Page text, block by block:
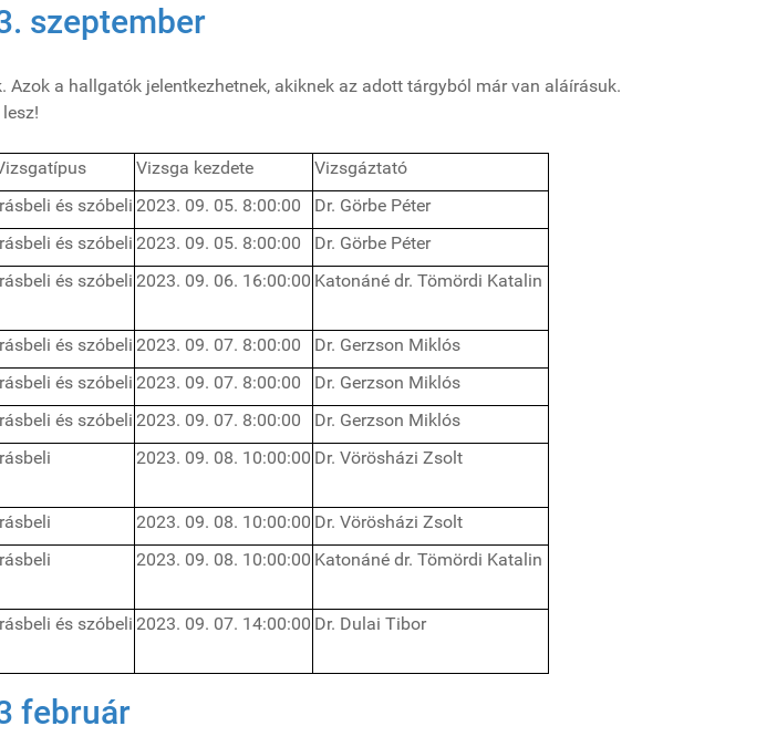
szeptember
a hallgatók jelentkezhetnek, akiknek az adott tárgyból már van aláírásuk.
Vizsga kezdete
Vizsgáztató
és szóbeli 2023. 09. 05. 8:00:00
Dr. Görbe Péter
és szóbeli 2023. 09. 05. 8:00:00
Dr. Görbe Péter
és szóbeli 2023. 09. 06. 16:00:00 Katonáné dr. Tömördi Katalin
és szóbeli 2023. 09. 07. 8:00:00
Dr. Gerzson Miklós
és szóbeli 2023. 09. 07. 8:00:00
Dr. Gerzson Miklós
és szóbeli 2023. 09. 07. 8:00:00
Dr. Gerzson Miklós
2023. 09. 08. 10:00:00 Dr. Vörösházi Zsolt
2023. 09. 08. 10:00:00 Dr. Vörösházi Zsolt
2023. 09. 08. 10:00:00 Katonáné dr. Tömördi Katalin
és szóbeli 2023. 09. 07. 14:00:00 Dr. Dulai Tibor
február